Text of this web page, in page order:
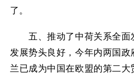
了。
五、推动了中荷关系全面
发展势头良好，今年内两国
兰已成为中国在欧盟的第二